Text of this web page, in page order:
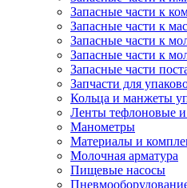
Запасные части к
Запасные части к
Запасные части к
Запасные части к
Запасные части
Запчасти для
Кольца и манжеты
Ленты тефлоновые
Манометры
Материалы и
Молочная арматура
Пищевые насосы